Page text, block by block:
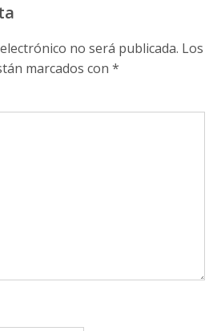
no será publicada. Los
marcados con *